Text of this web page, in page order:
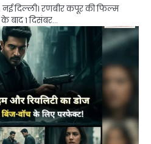
दिल्ली। रणबीर कपूर की फिल्म
बाद 1 दिसंबर…